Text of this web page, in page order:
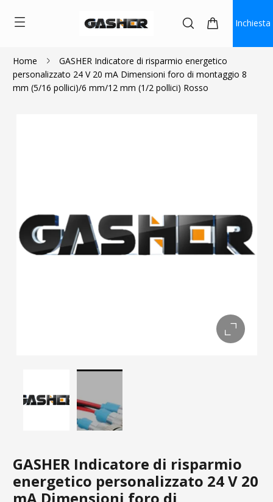
Inchiesta
Home
GASHER Indicatore di risparmio energetico
personalizzato 24 V 20 mA Dimensioni foro di montaggio 8
mm (5/16 pollici)/6 mm/12 mm (1/2 pollici) Rosso
GASHER Indicatore di risparmio
energetico personalizzato 24 V 20
mA Dimensioni foro di
$110.00